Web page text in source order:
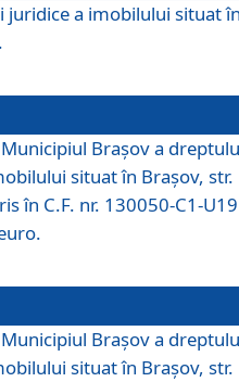
juridice a imobilului situat
Brașov a
situat în Brașov, str.
în C.F. nr. 130050-C1-U19
Brașov a
situat în Brașov, str.